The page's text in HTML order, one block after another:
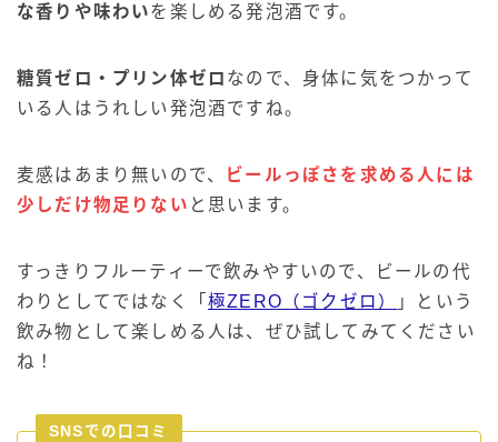
な香りや味わいを楽しめる発泡酒です。
糖質ゼロ・プリン体ゼロ なので、身体に気をつかって
いる人はうれしい発泡酒ですね。
麦感はあまり無いので、
ビールっぽさを求める人には
少しだけ物足りない と思います。
すっきりフルーティーで飲みやすいので、ビールの代
わりとしてではなく「 極ZERO（ゴクゼロ）
」という
飲み物として楽しめる人は、ぜひ試してみてください
ね！
SNSでの口コミ